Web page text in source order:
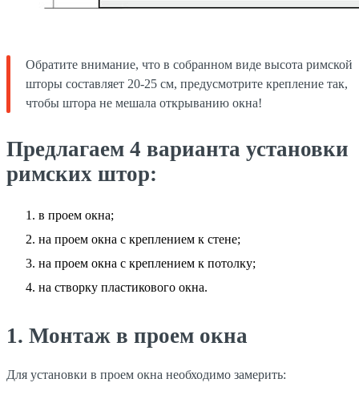
Обратите внимание, что в собранном виде высота римской
шторы составляет 20-25 см, предусмотрите крепление так,
чтобы штора не мешала открыванию окна!
Предлагаем 4 варианта установки
римских штор:
в проем окна;
на проем окна с креплением к стене;
на проем окна с креплением к потолку;
на створку пластикового окна.
1. Монтаж в проем окна
Для установки в проем окна необходимо замерить: